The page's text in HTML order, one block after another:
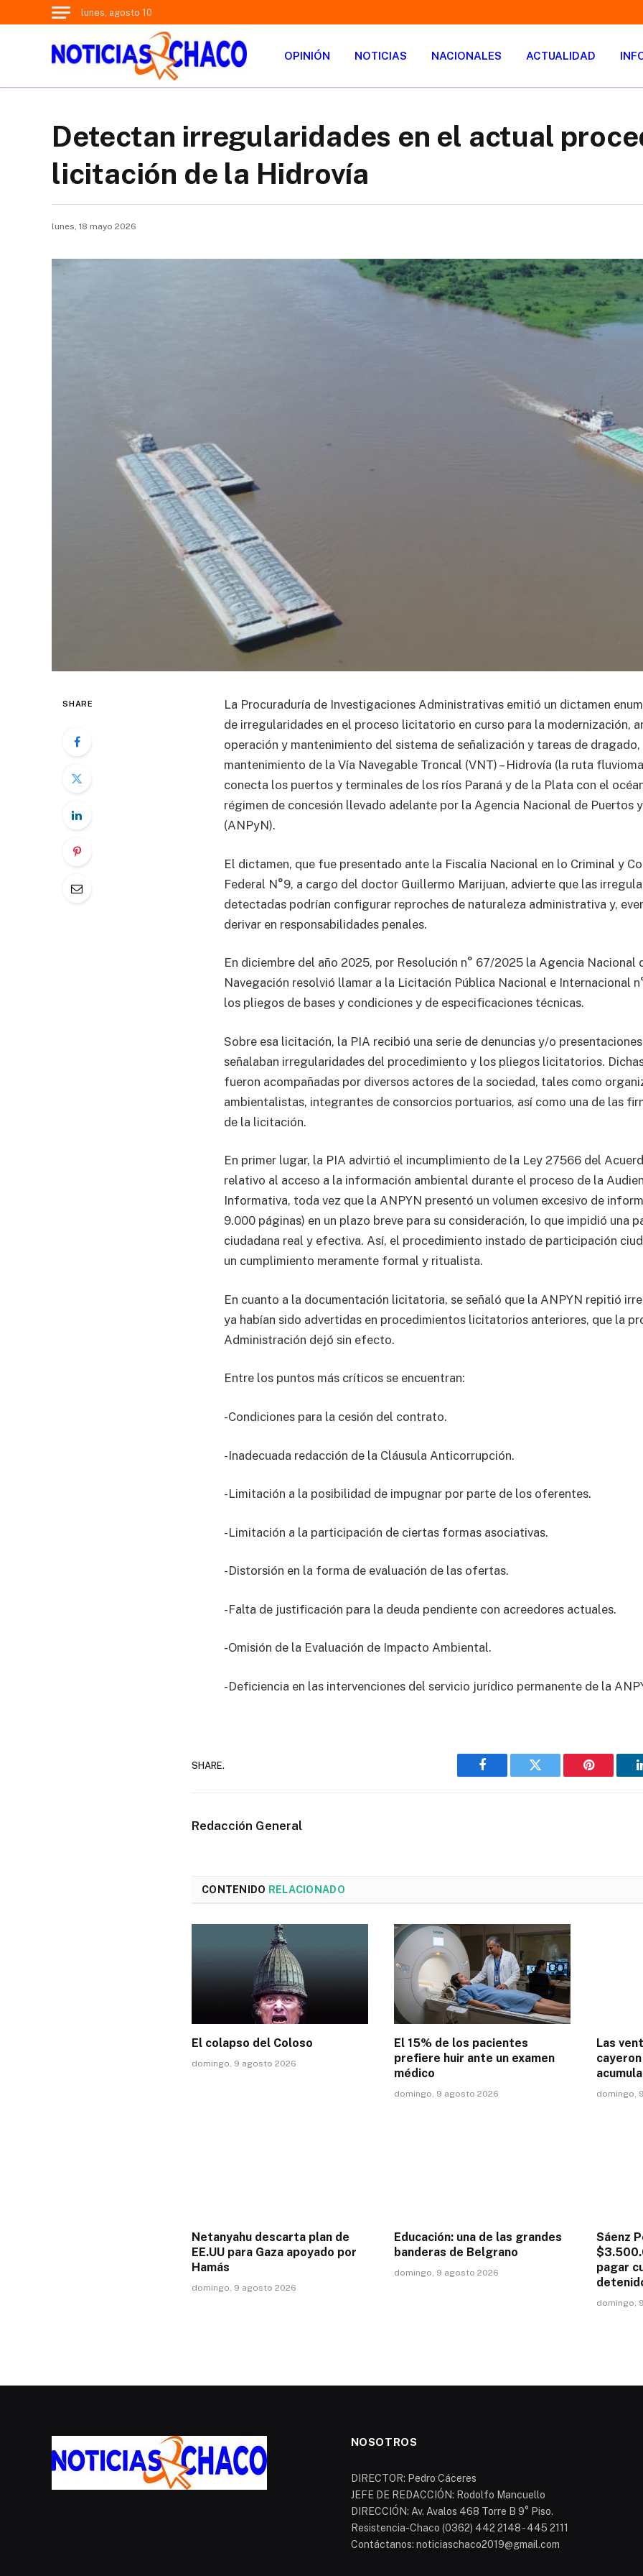
lunes, agosto 10
OPINIÓN NOTICIAS NACIONALES ACTUALIDAD
Detectan irregularidades en el actual
licitación de la Hidrovía
lunes, 18 mayo 2026
SHARE
La Procuraduría de Investigaciones Administrativas emitió un dictamen
de irregularidades en el proceso licitatorio en curso para la modernización,
operación y mantenimiento del sistema de señalización y tareas de
mantenimiento de la Vía Navegable Troncal (VNT) – Hidrovía (la ruta
conecta los puertos y terminales de los ríos Paraná y de la Plata con el
régimen de concesión llevado adelante por la Agencia Nacional de Puertos
(ANPyN).
El dictamen, que fue presentado ante la Fiscalía Nacional en lo Criminal y
Federal N°9, a cargo del doctor Guillermo Marijuan, advierte que las
detectadas podrían configurar reproches de naturaleza administrativa y,
derivar en responsabilidades penales.
En diciembre del año 2025, por Resolución n° 67/2025 la Agencia Nacional
Navegación resolvió llamar a la Licitación Pública Nacional e Internacional
los pliegos de bases y condiciones y de especificaciones técnicas.
Sobre esa licitación, la PIA recibió una serie de denuncias y/o
señalaban irregularidades del procedimiento y los pliegos licitatorios.
fueron acompañadas por diversos actores de la sociedad, tales como
ambientalistas, integrantes de consorcios portuarios, así como una de las
de la licitación.
En primer lugar, la PIA advirtió el incumplimiento de la Ley 27566 del
relativo al acceso a la información ambiental durante el proceso de la
Informativa, toda vez que la ANPYN presentó un volumen excesivo de
9.000 páginas) en un plazo breve para su consideración, lo que impidió una
ciudadana real y efectiva. Así, el procedimiento instado de participación
un cumplimiento meramente formal y ritualista.
En cuanto a la documentación licitatoria, se señaló que la ANPYN repitió
ya habían sido advertidas en procedimientos licitatorios anteriores, que la
Administración dejó sin efecto.
Entre los puntos más críticos se encuentran:
-Condiciones para la cesión del contrato.
-Inadecuada redacción de la Cláusula Anticorrupción.
-Limitación a la posibilidad de impugnar por parte de los oferentes.
-Limitación a la participación de ciertas formas asociativas.
-Distorsión en la forma de evaluación de las ofertas.
-Falta de justificación para la deuda pendiente con acreedores actuales.
-Omisión de la Evaluación de Impacto Ambiental.
-Deficiencia en las intervenciones del servicio jurídico permanente de la
SHARE.
Facebook Twitter Pinterest
Redacción General
CONTENIDO RELACIONADO
El colapso del Coloso
domingo, 9 agosto 2026
El 15% de los pacientes
prefiere huir ante un examen
médico
domingo, 9 agosto 2026
Las
domingo,
Netanyahu descarta plan de
EE.UU para Gaza apoyado por
Hamás
domingo, 9 agosto 2026
Educación: una de las grandes
banderas de Belgrano
domingo, 9 agosto 2026
Sáenz
pagar
domingo,
NOSOTROS
DIRECTOR: Pedro Cáceres
JEFE DE REDACCIÓN: Rodolfo Mancuello
DIRECCIÓN: Av. Avalos 468 Torre B 9° Piso.
Resistencia-Chaco (0362) 442 2148 - 445 2111
Contáctanos: noticiaschaco2019@gmail.com